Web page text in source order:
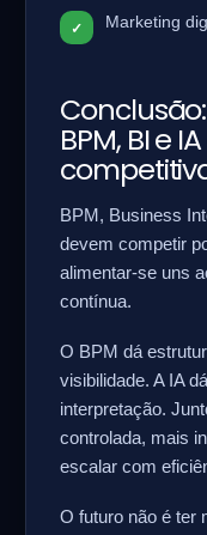
Marketing
BPM, BI e
BPM, Business
devem competir
alimentar-se uns
contínua.
O BPM dá
visibilidade. A IA
interpretação.
controlada, mais
escalar com
O futuro não é ter